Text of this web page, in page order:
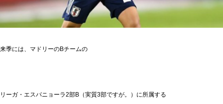
来季には、マドリーのBチームの
リーガ・エスパニョーラ2部B（実質3部ですが。）に所属する